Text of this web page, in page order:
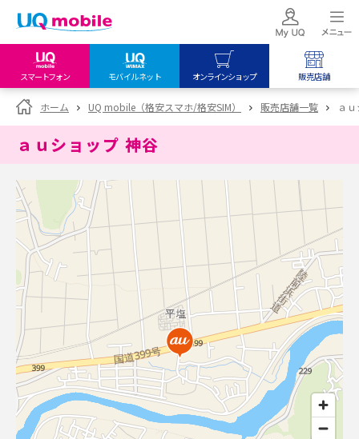
スマートフォン モバイルネット オンラインショップ 販売店舗
my UQ WiMAX
UQ WiMAX ご契約の方
My UQ mobile
UQ mobile
データチャージサイト
UQ mobile
オンラインショップ
UQ WiMAX
UQ mobile
販売店舗
UQ WiMAX
ホーム UQ mobile（格安スマホ/格安SIM） 販売店舗一覧 ａ
ａｕショップ 神谷